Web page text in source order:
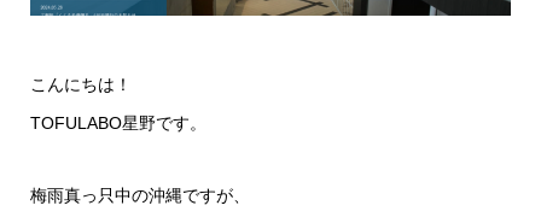
こんにちは！
TOFULABO星野です。
梅雨真っ只中の沖縄ですが、